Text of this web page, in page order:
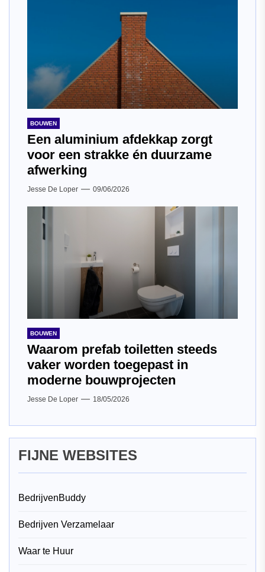
BOUWEN
Een aluminium afdekkap zorgt
voor een strakke én duurzame
afwerking
Jesse De Loper 09/06/2026
BOUWEN
Waarom prefab toiletten steeds
vaker worden toegepast in
moderne bouwprojecten
Jesse De Loper 18/05/2026
FIJNE WEBSITES
BedrijvenBuddy
Bedrijven Verzamelaar
Waar te Huur